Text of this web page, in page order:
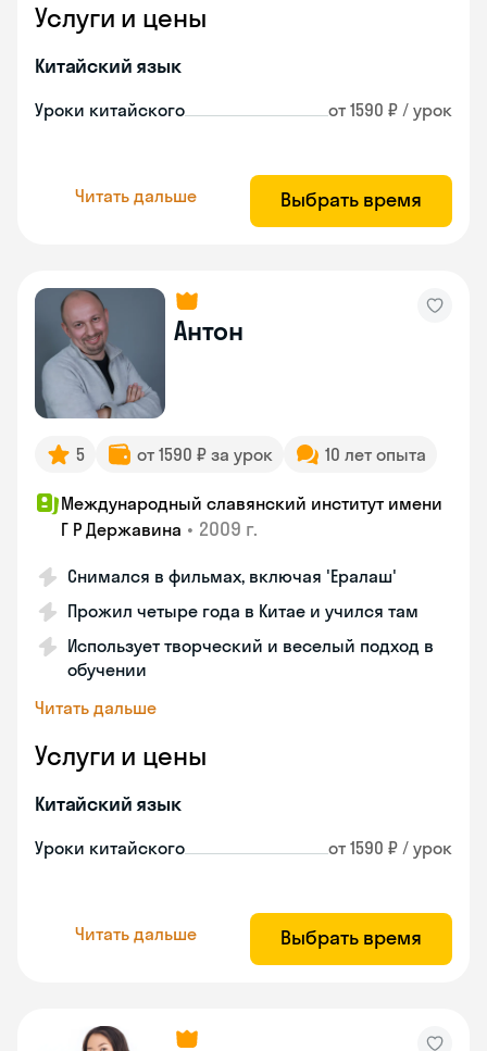
Услуги и цены
Китайский язык
Уроки китайского от 1590 ₽ / урок
Читать дальше Выбрать время
Антон
5 от 1590 ₽ за урок 10 лет опыта
Международный славянский институт имени
Г Р Державина • 2009 г.
Снимался в фильмах, включая 'Ералаш'
Прожил четыре года в Китае и учился там
Использует творческий и веселый подход в
обучении
Читать дальше
Услуги и цены
Китайский язык
Уроки китайского от 1590 ₽ / урок
Читать дальше Выбрать время